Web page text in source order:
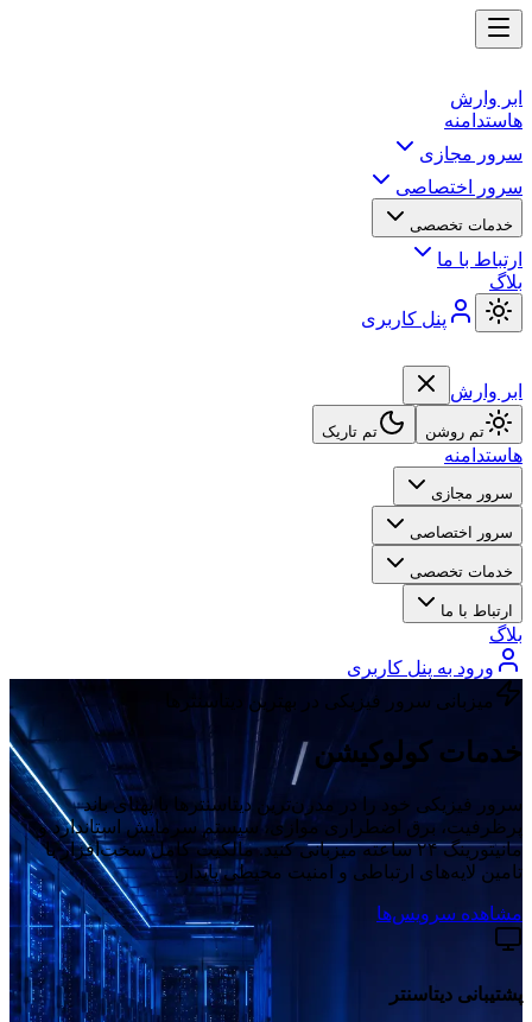
ابر وارش
هاستدامنه
سرور مجازی
سرور اختصاصی
خدمات تخصصی
ارتباط با ما
بلاگ
پنل کاربری
ابر وارش
تم روشن تم تاریک
هاستدامنه
سرور مجازی
سرور اختصاصی
خدمات تخصصی
ارتباط با ما
بلاگ
ورود به پنل کاربری
میزبانی سرور فیزیکی در بهترین دیتاسنترها
خدمات کولوکیشن
سرور فیزیکی خود را در مدرن‌ترین دیتاسنترها با پهنای باند
پرظرفیت، برق اضطراری موازی، سیستم سرمایش استاندارد و
مانیتورینگ ۲۴ ساعته میزبانی کنید. مالکیت کامل سخت‌افزار با
تامین لایه‌های ارتباطی و امنیت محیطی پایدار.
مشاهده سرویس‌ها
پشتیبانی دیتاسنتر